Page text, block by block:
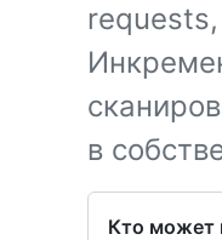
requests,
в
Кто может